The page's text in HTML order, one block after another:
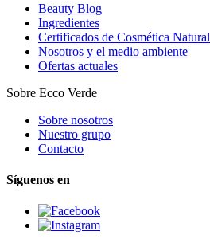
Beauty Blog
Ingredientes
Certificados de Cosmética Natural
Nosotros y el medio ambiente
Ofertas actuales
Sobre Ecco Verde
Sobre nosotros
Nuestro grupo
Contacto
Síguenos en